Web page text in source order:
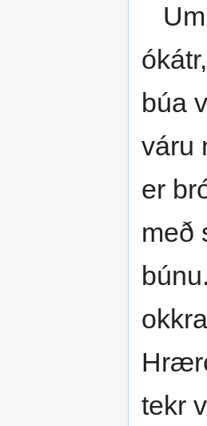
Um
búa
váru
er
með
tekr